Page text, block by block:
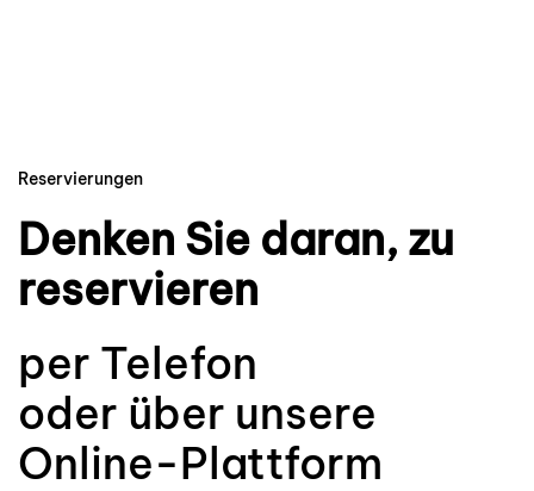
Reservierungen
Denken Sie daran, zu
reservieren
per Telefon
oder über unsere
Online-Plattform